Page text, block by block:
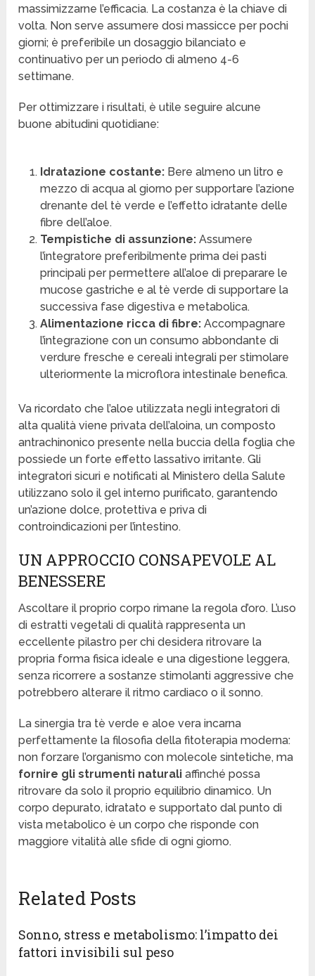
massimizzarne l’efficacia. La costanza è la chiave di
volta. Non serve assumere dosi massicce per pochi
giorni; è preferibile un dosaggio bilanciato e
continuativo per un periodo di almeno 4-6
settimane.
Per ottimizzare i risultati, è utile seguire alcune
buone abitudini quotidiane:
Idratazione costante:Bere almeno un litro e
mezzo di acqua al giorno per supportare l’azione
drenante del tè verde e l’effetto idratante delle
fibre dell’aloe.
Tempistiche di assunzione:Assumere
l’integratore preferibilmente prima dei pasti
principali per permettere all’aloe di preparare le
mucose gastriche e al tè verde di supportare la
successiva fase digestiva e metabolica.
Alimentazione ricca di fibre:Accompagnare
l’integrazione con un consumo abbondante di
verdure fresche e cereali integrali per stimolare
ulteriormente la microflora intestinale benefica.
Va ricordato che l’aloe utilizzata negli integratori di
alta qualità viene privata dell’aloina, un composto
antrachinonico presente nella buccia della foglia che
possiede un forte effetto lassativo irritante. Gli
integratori sicuri e notificati al Ministero della Salute
utilizzano solo il gel interno purificato, garantendo
un’azione dolce, protettiva e priva di
controindicazioni per l’intestino.
UN APPROCCIO CONSAPEVOLE AL
BENESSERE
Ascoltare il proprio corpo rimane la regola d’oro. L’uso
di estratti vegetali di qualità rappresenta un
eccellente pilastro per chi desidera ritrovare la
propria forma fisica ideale e una digestione leggera,
senza ricorrere a sostanze stimolanti aggressive che
potrebbero alterare il ritmo cardiaco o il sonno.
La sinergia tra tè verde e aloe vera incarna
perfettamente la filosofia della fitoterapia moderna:
non forzare l’organismo con molecole sintetiche, ma
fornire gli strumenti naturali affinché possa
ritrovare da solo il proprio equilibrio dinamico. Un
corpo depurato, idratato e supportato dal punto di
vista metabolico è un corpo che risponde con
maggiore vitalità alle sfide di ogni giorno.
Related Posts
Sonno, stress e metabolismo: l’impatto dei
fattori invisibili sul peso